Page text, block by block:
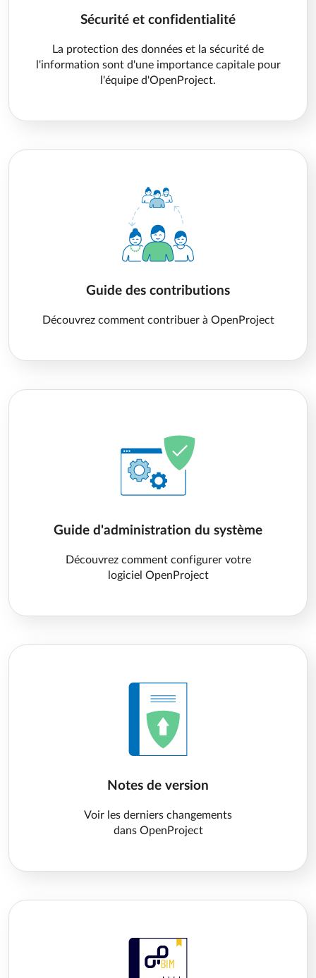
Sécurité et confidentialité
La protection des données et la sécurité de
l'information sont d'une importance capitale pour
l'équipe d'OpenProject.
Guide des contributions
Découvrez comment contribuer à OpenProject
Guide d'administration du système
Découvrez comment configurer votre
logiciel OpenProject
Notes de version
Voir les derniers changements
dans OpenProject